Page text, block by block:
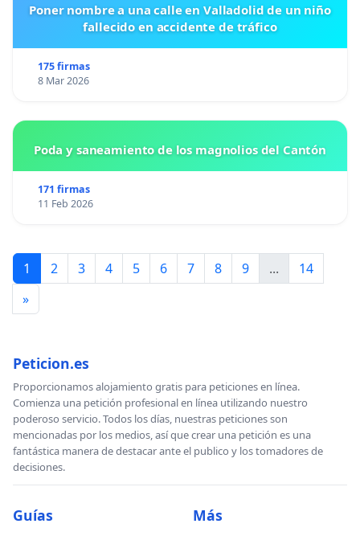
Poner nombre a una calle en Valladolid de un niño
fallecido en accidente de tráfico
175 firmas
8 Mar 2026
Poda y saneamiento de los magnolios del Cantón
171 firmas
11 Feb 2026
1 2 3 4 5 6 7 8 9 ...
14
»
Peticion.es
Proporcionamos alojamiento gratis para peticiones en línea.
Comienza una petición profesional en línea utilizando nuestro
poderoso servicio. Todos los días, nuestras peticiones son
mencionadas por los medios, así que crear una petición es una
fantástica manera de destacar ante el publico y los tomadores de
decisiones.
Guías Más